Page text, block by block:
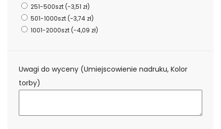
251-500szt(-3,51 zł)
501-1000szt(-3,74 zł)
1001-2000szt(-4,09 zł)
Uwagi do wyceny (Umiejscowienie nadruku, Kolor
torby)